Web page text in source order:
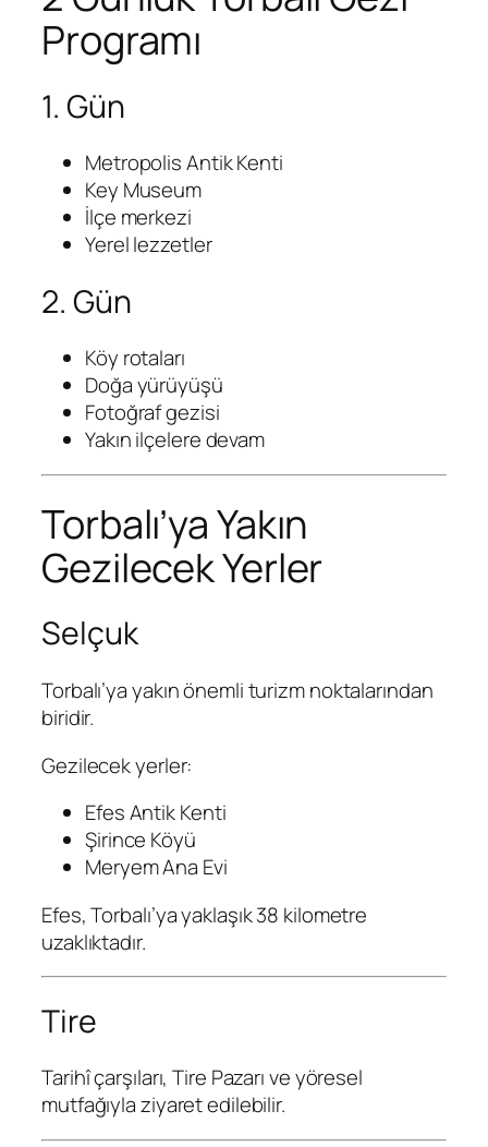
Programı
1. Gün
Metropolis Antik Kenti
Key Museum
İlçe merkezi
Yerel lezzetler
2. Gün
Köy rotaları
Doğa yürüyüşü
Fotoğraf gezisi
Yakın ilçelere devam
Torbalı’ya Yakın
Gezilecek Yerler
Selçuk
Torbalı’ya yakın önemli turizm noktalarından
biridir.
Gezilecek yerler:
Efes Antik Kenti
Şirince Köyü
Meryem Ana Evi
Efes, Torbalı’ya yaklaşık 38 kilometre
uzaklıktadır.
Tire
Tarihî çarşıları, Tire Pazarı ve yöresel
mutfağıyla ziyaret edilebilir.